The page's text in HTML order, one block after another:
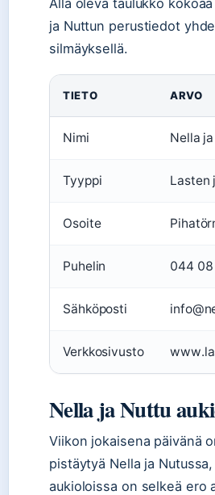
Alla oleva taulukko
ja Nuttun perustiedot
silmäyksellä.
TIETO ARVO
Nimi Nella
Tyyppi Lasten
Osoite
Puhelin 044
Sähköposti
Verkkosivusto
Nella ja Nuttu
Viikon jokaisena päivänä
pistäytyä Nella ja
aukioloissa on selkeä ero